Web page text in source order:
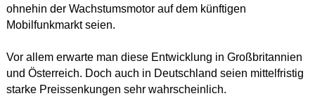
ohnehin der Wachstumsmotor auf dem künftigen
Mobilfunkmarkt seien.
Vor allem erwarte man diese Entwicklung in Großbritannien
und Österreich. Doch auch in Deutschland seien mittelfristig
starke Preissenkungen sehr wahrscheinlich.